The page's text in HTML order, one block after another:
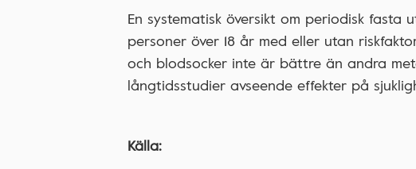
En systematisk översikt om periodisk
personer över 18 år med eller utan
och blodsocker inte är bättre än andra
långtidsstudier avseende effekter på
Källa: